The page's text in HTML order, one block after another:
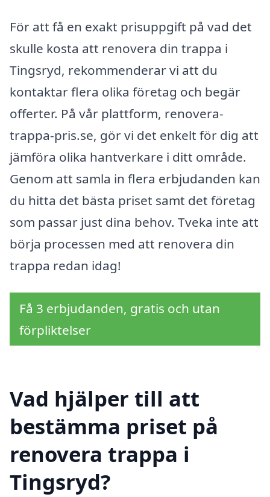
För att få en exakt prisuppgift på vad det
skulle kosta att renovera din trappa i
Tingsryd, rekommenderar vi att du
kontaktar flera olika företag och begär
offerter. På vår plattform, renovera-
trappa-pris.se, gör vi det enkelt för dig att
jämföra olika hantverkare i ditt område.
Genom att samla in flera erbjudanden kan
du hitta det bästa priset samt det företag
som passar just dina behov. Tveka inte att
börja processen med att renovera din
trappa redan idag!
Få 3 erbjudanden, gratis och utan
förpliktelser
Vad hjälper till att
bestämma priset på
renovera trappa i
Tingsryd?